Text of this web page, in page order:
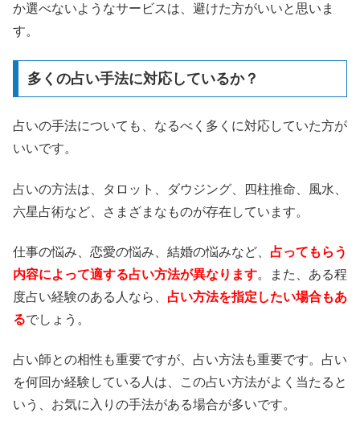
か選べないようなサービスは、避けた方がいいと思いま
す。
多くの占い手法に対応しているか？
占いの手法についても、なるべく多くに対応していた方が
いいです。
占いの方法は、タロット、ダウジング、四柱推命、風水、
六星占術など、さまざまなものが存在しています。
仕事の悩み、恋愛の悩み、結婚の悩みなど、 占ってもらう
内容によって適する占い方法が異なります。また、ある程
度占い経験のある人なら、 占い方法を指定したい場合もあ
るでしょう。
占い師との相性も重要ですが、占い方法も重要です。占い
を何回か経験している人は、この占い方法がよく当たると
いう、お気に入りの手法がある場合が多いです。